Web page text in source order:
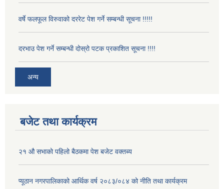
वर्षे फलफूल विरुवाको दररेट पेश गर्ने सम्बन्धी सूचना !!!!!
दरभाउ पेश गर्ने सम्बन्धी दोस्रो पटक प्रकाशित सूचना !!!!
अन्य
बजेट तथा कार्यक्रम
२१ औ सभाको पहिलो बैठकमा पेश बजेट वक्तब्य
प्यूठान नगरपालिकाको आर्थिक वर्ष २०८३/०८४ को नीति तथा कार्यक्रम